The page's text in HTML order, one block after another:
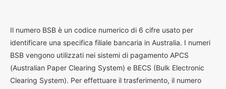
Il numero BSB è un codice numerico di 6 cifre usato per
identificare una specifica filiale bancaria in Australia. I numeri
BSB vengono utilizzati nei sistemi di pagamento APCS
(Australian Paper Clearing System) e BECS (Bulk Electronic
Clearing System). Per effettuare il trasferimento, il numero